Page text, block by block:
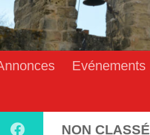
Evénements
NON CLASSÉ